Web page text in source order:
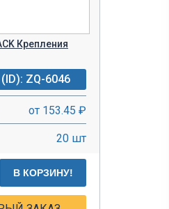
Крепления
ZQ-6046
от 153.45 ₽
20 шт
В КОРЗИНУ!